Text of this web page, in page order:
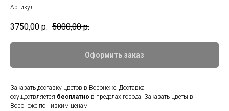
Артикул:
3750,00 р. 5000,00 р.
Оформить заказ
Заказать доставку цветов в Воронеже. Доставка
осуществляется бесплатно в пределах города. Заказать цветы в
Воронеже по низким ценам